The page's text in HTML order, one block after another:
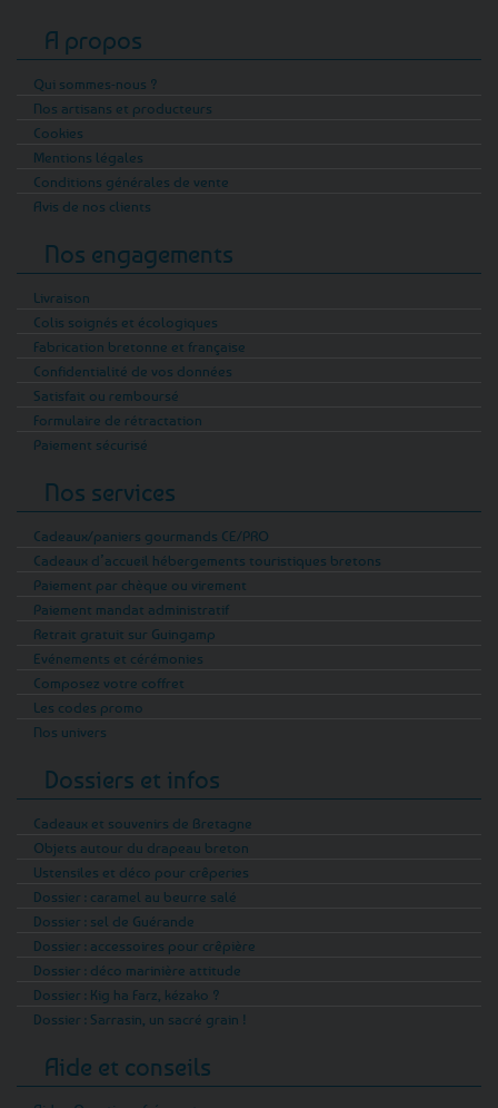
A propos
Qui sommes-nous ?
Nos artisans et producteurs
Cookies
Mentions légales
Conditions générales de vente
Avis de nos clients
Nos engagements
Livraison
Colis soignés et écologiques
Fabrication bretonne et française
Confidentialité de vos données
Satisfait ou remboursé
Formulaire de rétractation
Paiement sécurisé
Nos services
Cadeaux/paniers gourmands CE/PRO
Cadeaux d’accueil hébergements touristiques bretons
Paiement par chèque ou virement
Paiement mandat administratif
Retrait gratuit sur Guingamp
Evénements et cérémonies
Composez votre coffret
Les codes promo
Nos univers
Dossiers et infos
Cadeaux et souvenirs de Bretagne
Objets autour du drapeau breton
Ustensiles et déco pour crêperies
Dossier : caramel au beurre salé
Dossier : sel de Guérande
Dossier : accessoires pour crêpière
Dossier : déco marinière attitude
Dossier : Kig ha Farz, kézako ?
Dossier : Sarrasin, un sacré grain !
Aide et conseils